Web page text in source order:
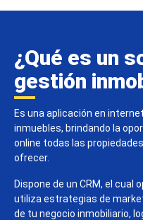
¿Qué es un
gestión
Es una aplicación en
inmuebles, brindando la
online todas las
ofrecer.
Dispone de un CRM, el
utiliza estrategias de
de tu negocio inmobiliario,